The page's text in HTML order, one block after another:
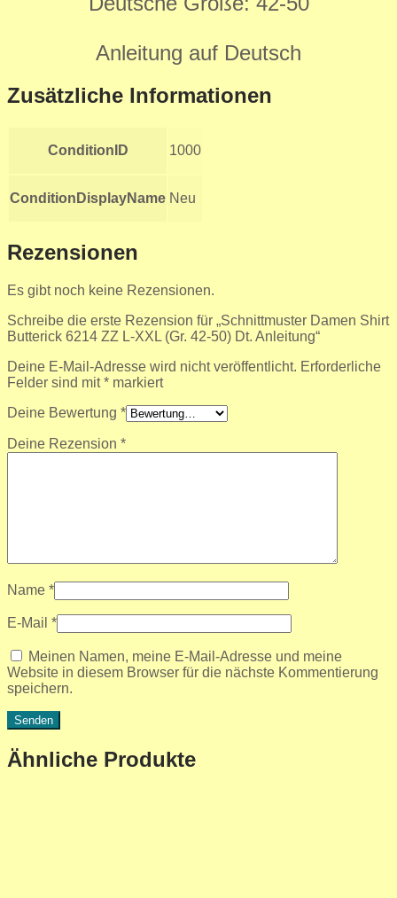
Anleitung auf Deutsch
Zusätzliche Informationen
ConditionID 1000
ConditionDisplayName Neu
Rezensionen
Es gibt noch keine Rezensionen.
Schreibe die erste Rezension für „Schnittmuster Damen Shirt
Butterick 6214 ZZ L-XXL (Gr. 42-50) Dt. Anleitung“
Deine E-Mail-Adresse wird nicht veröffentlicht. Erforderliche
Felder sind mit* markiert
Deine Bewertung *
Deine Rezension *
Name *
E-Mail *
Meinen Namen, meine E-Mail-Adresse und meine
Website in diesem Browser für die nächste Kommentierung
speichern.
Ähnliche Produkte